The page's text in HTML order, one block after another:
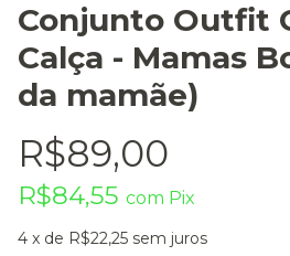
Conjunto Outfit
Calça - Mamas
da mamãe)
R$89,00
R$84,55 com Pix
4 x de R$22,25 sem juros